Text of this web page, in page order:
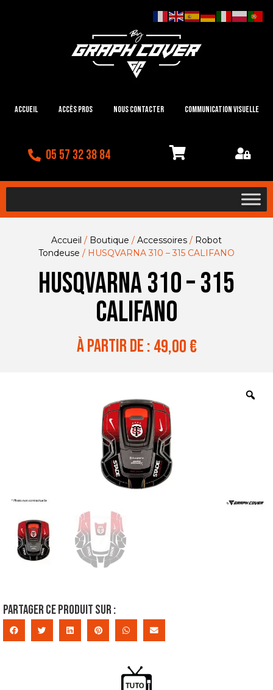
Accueil Accès Pros Nous contacter Communication visuelle
05 57 32 38 84
Accueil / Boutique / Accessoires / Robot
Tondeuse / HUSQVARNA 310 – 315 CALIFANO
HUSQVARNA 310 – 315
CALIFANO
à partir de :49,00€
Partager ce produit sur :